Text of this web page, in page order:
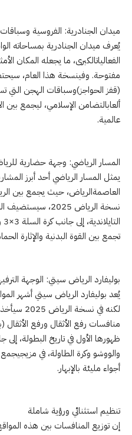
ميدان الجنادرية: الفروسية
يُعرف ميدان الجنادرية بمساحاته
الفعالياتالكبرى، ما يجعله المكان
مفتوحة. وفينسخة هذا العام،
(قفز الحواجز)وسباقات الهجن التي
ألعابالتضامن الإسلامي، ليجمع بين
عالمية.
المسار الرياضي: وجهة حضارية
يمثل المسار الرياضي أحد أبرز
العاصمةالرياض، حيث يجمع بين
نسخة الرياض 2025،
تجمع بين القوة البدنية والإثارة
بوليفارد الرياض سيتي: الوجهة
يُعد بوليفارد الرياض سيتي أشهر
لكنه في
منافسات رفع الأثقال ورفع الأثقال
ظهورها الأول في تاريخ البطولة، إلى
والووشو وكرة الطاولة، في مزيجيجمع
أجواء مليئة بالإبهار.
تنظيم استثنائي ورؤية شاملة
إن توزيع المنافسات بين هذه